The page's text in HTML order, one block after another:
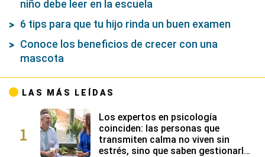
niño debe leer en la escuela
6 tips para que tu hijo rinda un buen examen
Conoce los beneficios de crecer con una
mascota
LAS MÁS LEÍDAS
1
Los expertos en psicología
coinciden: las personas que
transmiten calma no viven sin
estrés, sino que saben gestionarlo